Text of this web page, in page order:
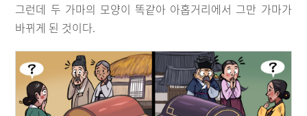
그런데 두 가마의 모양이 똑같아 아홉거리에서 그만 가마가
바뀌게 된 것이다.